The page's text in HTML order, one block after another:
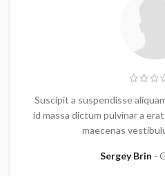
Suscipit a suspendisse
id massa dictum pulvinar a
maecenas
Sergey Brin